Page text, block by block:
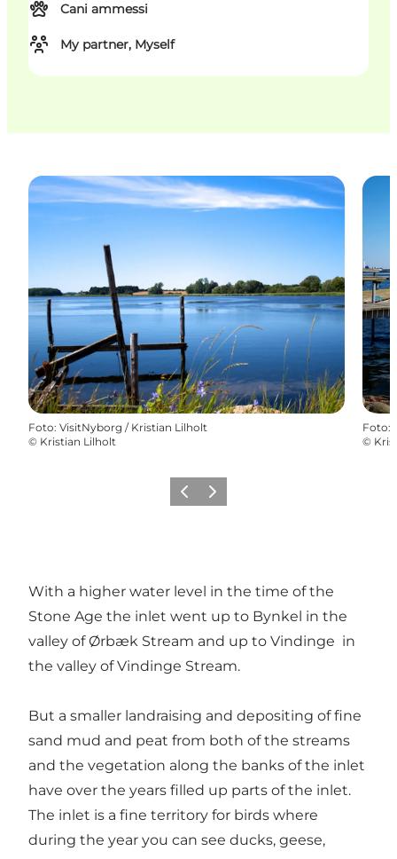
Cani ammessi
My partner, Myself
Foto: VisitNyborg / Kristian Lilholt
© Kristian Lilholt
Foto:
©
Precedente
Avanti
With a higher water level in the time of the
Stone Age the inlet went up to Bynkel in the
valley of Ørbæk Stream and up to Vindinge in
the valley of Vindinge Stream.
But a smaller landraising and depositing of fine
sand mud and peat from both of the streams
and the vegetation along the banks of the inlet
have over the years filled up parts of the inlet.
The inlet is a fine territory for birds where
during the year you can see ducks, geese,